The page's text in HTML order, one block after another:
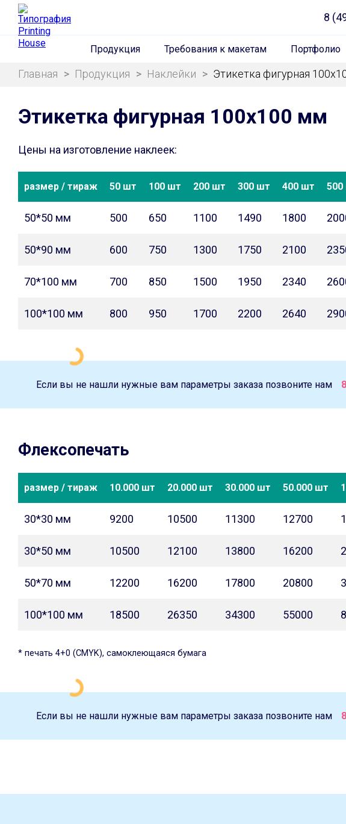
8
Продукция Требования к макетам Портфолио
Главная > Продукция > Наклейки > Этикетка фигурная
Этикетка фигурная 100х100 мм
Цены на изготовление наклеек:
размер / тираж 50 шт 100 шт 200 шт 300 шт 400 шт
50*50 мм 500 650 1100 1490 1800
50*90 мм 600 750 1300 1750 2100
70*100 мм 700 850 1500 1950 2340
100*100 мм 800 950 1700 2200 2640
Если вы не нашли нужные вам параметры заказа позвоните нам
Флексопечать
размер / тираж 10.000 шт 20.000 шт 30.000 шт 50.000 шт
30*30 мм 9200 10500 11300 12700
30*50 мм 10500 12100 13800 16200
50*70 мм 12200 16200 17800 20800
100*100 мм 18500 26350 34300 55000
* печать 4+0 (CMYK), самоклеющаяся бумага
Если вы не нашли нужные вам параметры заказа позвоните нам